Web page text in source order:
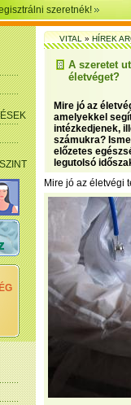
szeretnék!
VITAL»HÍREK
A szeretet
életvéget?
Mire jó az
amelyekkel
intézkedjenek,
számukra?
előzetes
legutolsó
Mire jó az életvégi